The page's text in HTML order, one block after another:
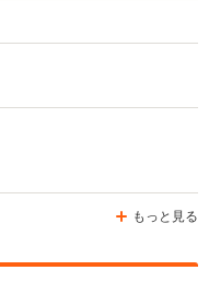
もっと見る